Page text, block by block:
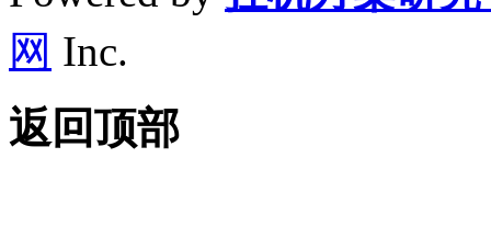
网 Inc.
返回顶部